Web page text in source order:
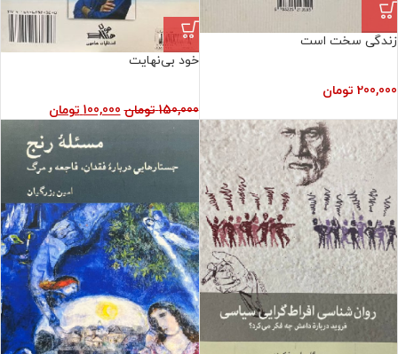
زندگی سخت است
200,000 تومان
خود بی‌نهایت
150,000 تومان 100,000 تومان